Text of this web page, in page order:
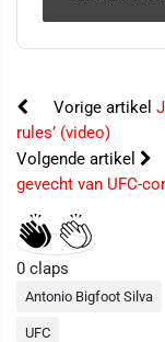
Vorige artikel
rules’ (video)
Volgende artikel
gevecht van UFC-
0 claps
Antonio Bigfoot Silva
UFC